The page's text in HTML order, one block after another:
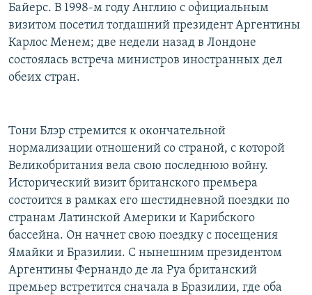
Байерс. В 1998-м году Англию с официальным
визитом посетил тогдашний президент Аргентины
Карлос Менем; две недели назад в Лондоне
состоялась встреча министров иностранных дел
обеих стран.
Тони Блэр стремится к окончательной
нормализации отношений со страной, с которой
Великобритания вела свою последнюю войну.
Исторический визит британского премьера
состоится в рамках его шестидневной поездки по
странам Латинской Америки и Карибского
бассейна. Он начнет свою поездку с посещения
Ямайки и Бразилии. С нынешним президентом
Аргентины Фернандо де ла Руа британский
премьер встретится сначала в Бразилии, где оба